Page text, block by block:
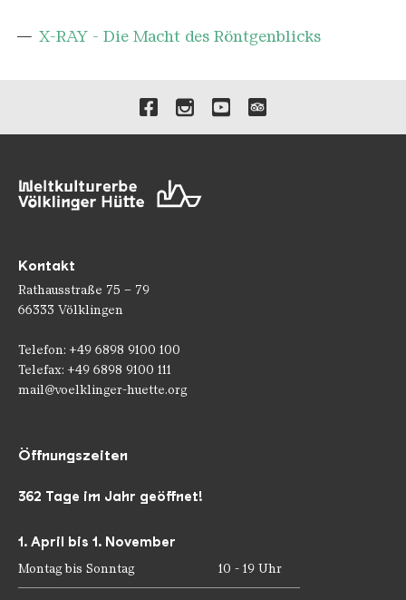
X-RAY - Die Macht des Röntgenblicks
Verlinkungen zu unseren
Kontakt
Rathausstraße 75 – 79
66333 Völklingen
Telefon: +49 6898 9100 100
Telefax: +49 6898 9100 111
mail@voelklinger-huette.org
Öffnungszeiten
362 Tage im Jahr geöffnet!
1. April bis 1. November
Montag bis Sonntag 10 - 19 Uhr